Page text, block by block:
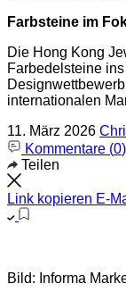
Farbsteine im
Die Hong Kong
Farbedelsteine
internationalen
11. März 2026
Kommentare (0)
Teilen
Link kopieren E-
Bild: Informa